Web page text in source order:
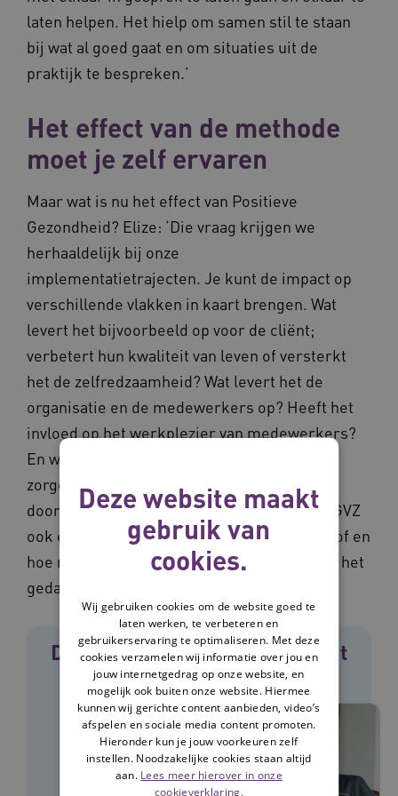
laten helpen. Het hielp om samen stil te staan
bij wat al goed gaat en om situaties uit de
praktijk te bespreken.’
Het effect van de methode
moet je zelf ervaren
Maar wat is nu het effect van Positieve
Gezondheid? Elize: ‘Die vraag krijgen we
herhaaldelijk bij onze
implementatietrajecten. Je kunt de impact op
verschillende vlakken in kaart brengen. Wat
levert het bijvoorbeeld op voor de cliënt;
verbetert hun kwaliteit van leven of versterkt
het de zelfredzaamheid? Wat levert het de
organisatie en de medewerkers op? Heeft het
invloed op het werkplezier van medewerkers?
En wat is de impact op de zorgkosten, de
zorgduur, of het aantal
doorverwijzingen? Daarom hebben we bij PGVZ
ook een impactmeting gedaan om te horen of en
hoe medewerkers zelf ervaren dat ze vanuit het
gedachtegoed werken.’
De andere praktijkverhalen uit
deze reeks
Deze website maakt
gebruik van
cookies.
Wij gebruiken cookies om de website goed te
laten werken, te verbeteren en
gebruikerservaring te optimaliseren. Met deze
cookies verzamelen wij informatie over jou en
jouw internetgedrag op onze website, en
mogelijk ook buiten onze website. Hiermee
kunnen wij gerichte content aanbieden, video’s
afspelen en sociale media content promoten.
Hieronder kun je jouw voorkeuren zelf
instellen. Noodzakelijke cookies staan altijd
aan. Lees meer hierover in onze
cookieverklaring.